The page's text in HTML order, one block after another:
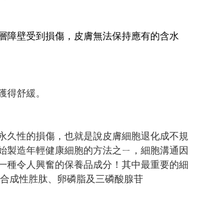
壁受到損傷，皮膚無法保持應有的含水
得舒緩。
性的損傷，也就是說皮膚細胞退化成不規
製造年輕健康細胞的方法之ㄧ，細胞溝通因
令人興奮的保養品成分！其中最重要的細
性胜肽、卵磷脂及三磷酸腺苷